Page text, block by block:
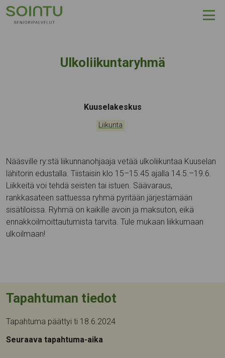
Hyppää sisältöön
Ulkoliikuntaryhmä
Tapahtumapaikka:
Kuuselakeskus
Kategoriat:
Liikunta
Nääsville ry:stä liikunnanohjaaja vetää ulkoliikuntaa Kuuselan
lähitorin edustalla. Tiistaisin klo 15–15.45 ajalla 14.5.–19.6.
Liikkeitä voi tehdä seisten tai istuen. Säävaraus,
rankkasateen sattuessa ryhmä pyritään järjestämään
sisätiloissa. Ryhmä on kaikille avoin ja maksuton, eikä
ennakkoilmoittautumista tarvita. Tule mukaan liikkumaan
ulkoilmaan!
Tapahtuman tiedot
Tapahtuma päättyi ti 18.6.2024
Seuraava tapahtuma-aika